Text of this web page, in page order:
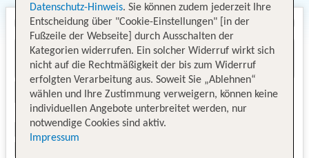
Datenschutz-Hinweis. Sie können zudem jederzeit Ihre
Entscheidung über "Cookie-Einstellungen" [in der
Fußzeile der Webseite] durch Ausschalten der
Kategorien widerrufen. Ein solcher Widerruf wirkt sich
nicht auf die Rechtmäßigkeit der bis zum Widerruf
erfolgten Verarbeitung aus. Soweit Sie „Ablehnen“
wählen und Ihre Zustimmung verweigern, können keine
individuellen Angebote unterbreitet werden, nur
notwendige Cookies sind aktiv.
Impressum